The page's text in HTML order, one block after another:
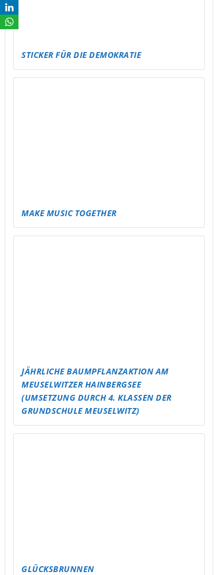
STICKER FÜR DIE DEMOKRATIE
MAKE MUSIC TOGETHER
JÄHRLICHE BAUMPFLANZAKTION AM
MEUSELWITZER HAINBERGSEE
(UMSETZUNG DURCH 4. KLASSEN DER
GRUNDSCHULE MEUSELWITZ)
GLÜCKSBRUNNEN